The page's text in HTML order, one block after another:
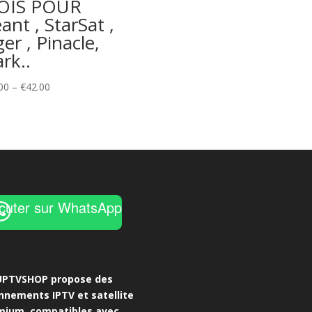
POUR
, StarSat ,
, Pinacle,
– €42.00Price
€42.00
sur WhatsApp
propose des
IPTV et satellite